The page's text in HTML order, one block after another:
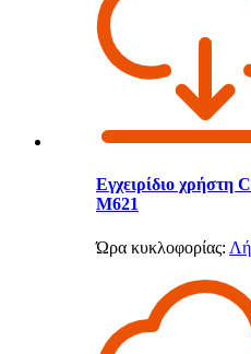
Εγχειρίδιο χρήστη
M621
Ώρα κυκλοφορίας: